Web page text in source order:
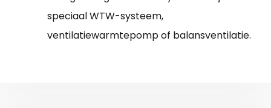
speciaal WTW-systeem,
ventilatiewarmtepomp of balansventilatie.